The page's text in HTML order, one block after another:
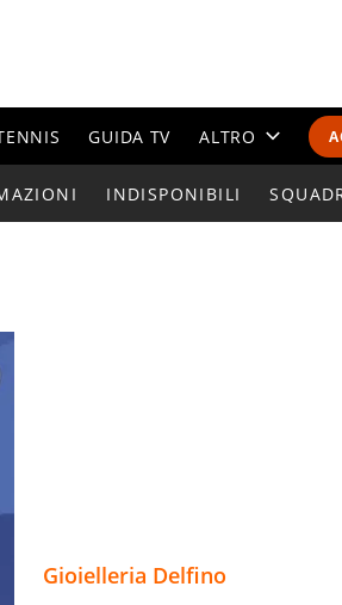
GUIDA TV ALTRO
CALENDARI E
INDISPONIBILI
Gioielleria Delfino